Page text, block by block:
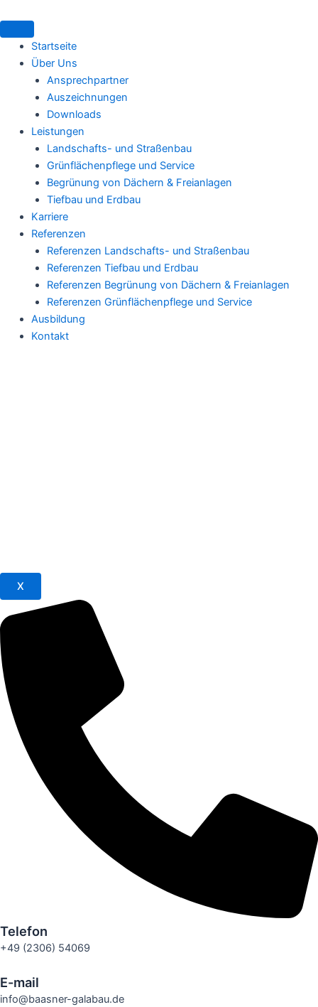
Inhalt
springenStartseite
Über Uns
Ansprechpartner
Auszeichnungen
Downloads
Leistungen
Landschafts- und Straßenbau
Grünflächenpflege und Service
Begrünung von Dächern & Freianlagen
Tiefbau und Erdbau
Karriere
Referenzen
Referenzen Landschafts- und Straßenbau
Referenzen Tiefbau und Erdbau
Referenzen Begrünung von Dächern & Freianlagen
Referenzen Grünflächenpflege und Service
Ausbildung
Kontakt
X
Telefon
+49 (2306) 54069
E-mail
info@baasner-galabau.de